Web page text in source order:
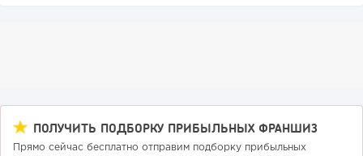
ПОЛУЧИТЬ ПОДБОРКУ ПРИБЫЛЬНЫХ ФРАНШИЗ
Прямо сейчас бесплатно отправим подборку прибыльных